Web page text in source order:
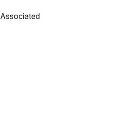
Associated